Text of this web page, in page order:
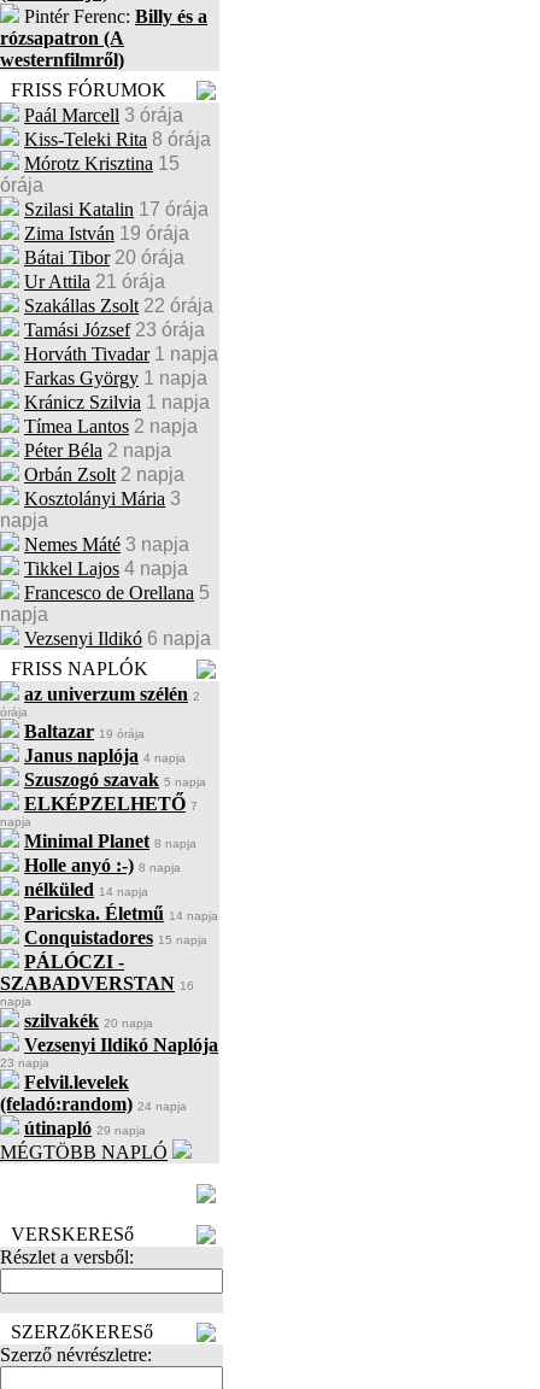
Pintér Ferenc: Billy és a
rózsapatron (A
westernfilmről)
FRISS FÓRUMOK
Paál Marcell 3 órája
Kiss-Teleki Rita 8 órája
Mórotz Krisztina 15
órája
Szilasi Katalin 17 órája
Zima István 19 órája
Bátai Tibor 20 órája
Ur Attila 21 órája
Szakállas Zsolt 22 órája
Tamási József 23 órája
Horváth Tivadar 1 napja
Farkas György 1 napja
Kránicz Szilvia 1 napja
Tímea Lantos 2 napja
Péter Béla 2 napja
Orbán Zsolt 2 napja
Kosztolányi Mária 3
napja
Nemes Máté 3 napja
Tikkel Lajos 4 napja
Francesco de Orellana 5
napja
Vezsenyi Ildikó 6 napja
FRISS NAPLÓK
az univerzum szélén 2
órája
Baltazar 19 órája
Janus naplója 4 napja
Szuszogó szavak 5 napja
ELKÉPZELHETŐ 7
napja
Minimal Planet 8 napja
Holle anyó :-) 8 napja
nélküled 14 napja
Paricska. Életmű 14 napja
Conquistadores 15 napja
PÁLÓCZI -
SZABADVERSTAN 16
napja
szilvakék 20 napja
Vezsenyi Ildikó Naplója
23 napja
Felvil.levelek
(feladó:random) 24 napja
útinapló 29 napja
MÉGTÖBB NAPLÓ
VERSKERESő
Részlet a versből:
SZERZőKERESő
Szerző névrészletre: